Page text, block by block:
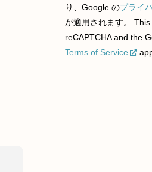
り、Google のプライ
が適用されます。
reCAPTCHA and the
Terms of Service